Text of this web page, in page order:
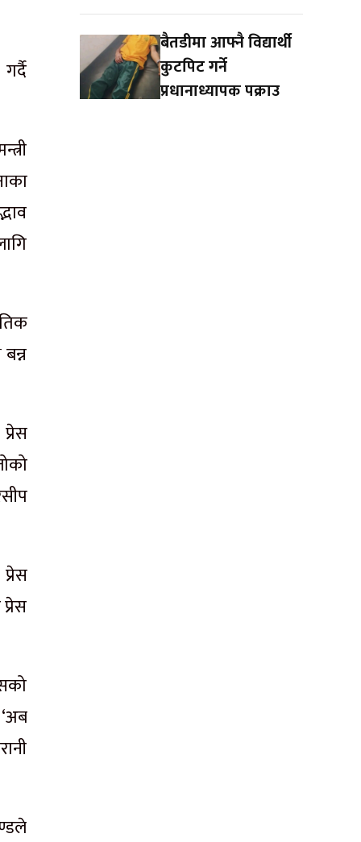
बैतडीमा आफ्नै विद्यार्थी
कुटपिट गर्ने
प्रधानाध्यापक पक्राउ